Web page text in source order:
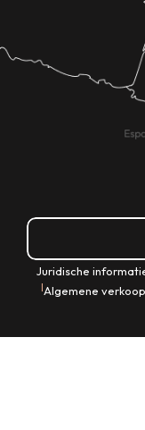
Juridische
|Algemene